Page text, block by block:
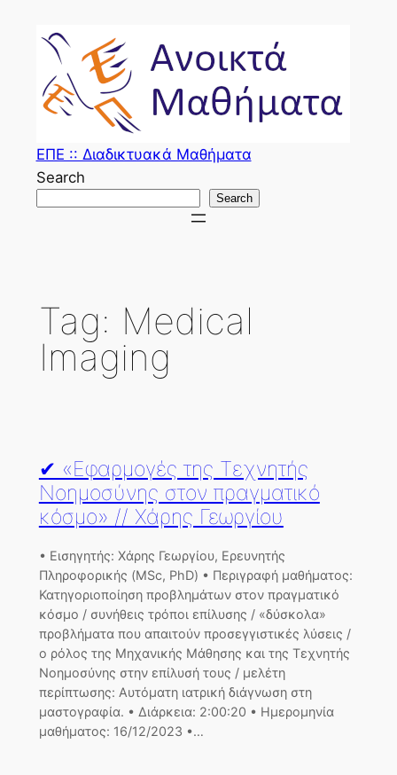
content
ΕΠΕ :: Διαδικτυακά Μαθήματα
Search
Search
Tag: Medical
Imaging
✔ «Εφαρμογές της Τεχνητής
Νοημοσύνης στον πραγματικό
κόσμο» // Χάρης Γεωργίου
• Εισηγητής: Χάρης Γεωργίου, Ερευνητής
Πληροφορικής (MSc, PhD) • Περιγραφή μαθήματος:
Κατηγοριοποίηση προβλημάτων στον πραγματικό
κόσμο / συνήθεις τρόποι επίλυσης / «δύσκολα»
προβλήματα που απαιτούν προσεγγιστικές λύσεις /
ο ρόλος της Μηχανικής Μάθησης και της Τεχνητής
Νοημοσύνης στην επίλυσή τους / μελέτη
περίπτωσης: Αυτόματη ιατρική διάγνωση στη
μαστογραφία. • Διάρκεια: 2:00:20 • Ημερομηνία
μαθήματος: 16/12/2023 •…